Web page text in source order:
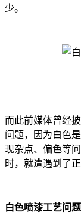
少。
而此前媒体曾经
问题，因为白色
现杂点、偏色等
时，就遭遇到了
白色喷漆工艺问题